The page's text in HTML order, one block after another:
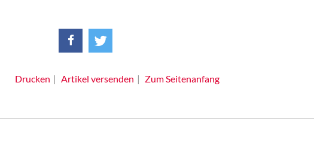
Drucken Artikel versenden Zum Seitenanfang